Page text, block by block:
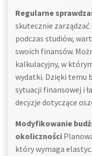
Regularne
skutecznie
podczas studiów,
swoich finansów.
kalkulacyjny, w
wydatki. Dzięki temu
sytuacji finansowej i
decyzje dotyczące
Modyfikowanie
okoliczności
który wymaga